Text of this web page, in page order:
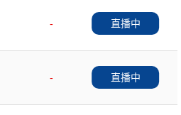
-
直播中
-
直播中